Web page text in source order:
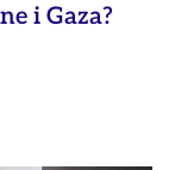
i Gaza?